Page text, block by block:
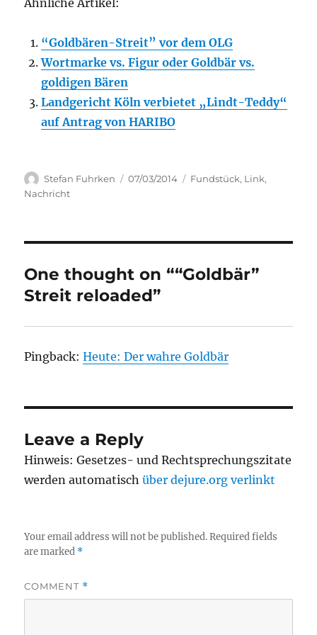
Ähnliche Artikel:
“Goldbären-Streit” vor dem OLG
Wortmarke vs. Figur oder Goldbär vs.
goldigen Bären
Landgericht Köln verbietet „Lindt-Teddy“
auf Antrag von HARIBO
Author
Stefan Fuhrken
Posted
07/03/2014 Categories
Fundstück, Link,
Nachricht
One thought on ““Goldbär”
Streit reloaded”
Pingback:Heute: Der wahre Goldbär
Leave a Reply
Hinweis: Gesetzes- und Rechtsprechungszitate
werden automatischüber dejure.org verlinkt
Your email address will not be published. Required fields
are marked *
COMMENT *